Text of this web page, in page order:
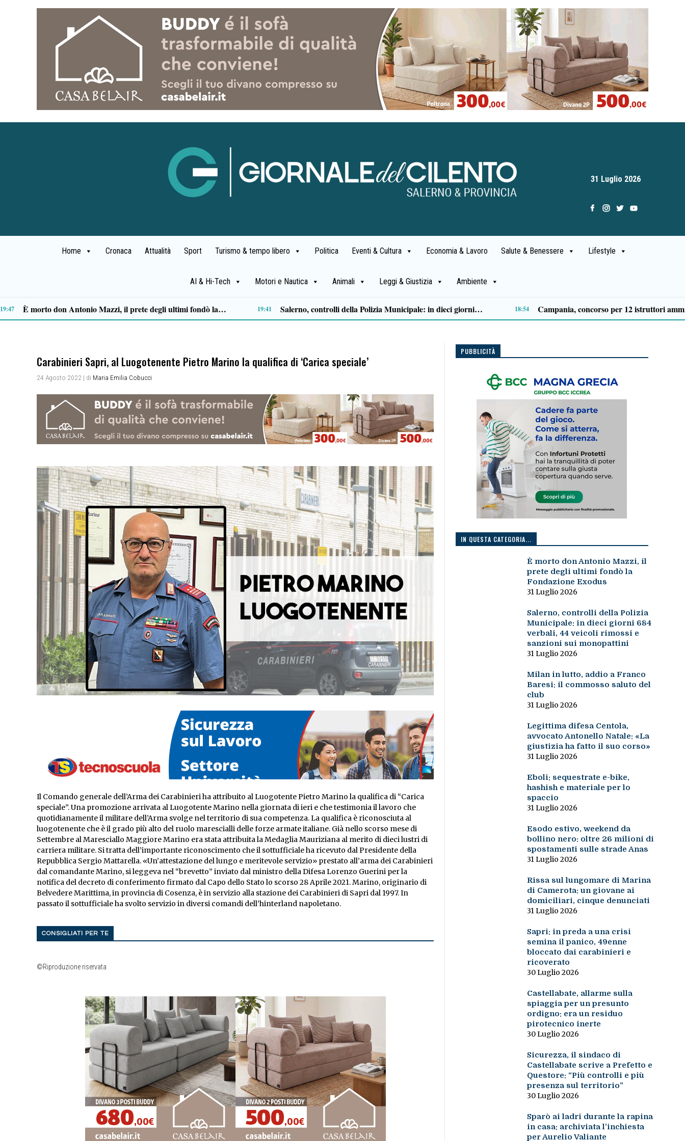
31 Luglio 2026
Home Cronaca Attualità Sport Turismo & tempo libero Politica Eventi & Cultura Economia & Lavoro Salute & Benessere Lifestyle
AI & Hi-Tech Motori e Nautica Animali Leggi & Giustizia Ambiente
Ascea, Pietro D’Angiolillo: «La nuova giunta guarda al futuro, con gli occhi del passato» 13:11 Premio Terre del Bussento: a Roberto Fico il riconoscimento nella serata inaugurale a Sapri 12:50 Come vestirsi in stile preppy: i capi indispensabili 12:29
Carabinieri Sapri, al Luogotenente Pietro Marino la qualifica di ‘Carica speciale’
24 Agosto 2022 | di Maria Emilia Cobucci
Il Comando generale dell’Arma dei Carabinieri ha attribuito al Luogotente Pietro Marino la qualifica di “Carica
speciale”. Una promozione arrivata al Luogotente Marino nella giornata di ieri e che testimonia il lavoro che
quotidianamente il militare dell’Arma svolge nel territorio di sua competenza. La qualifica è riconosciuta al
luogotenente che è il grado più alto del ruolo marescialli delle forze armate italiane. Già nello scorso mese di
Settembre al Maresciallo Maggiore Marino era stata attribuita la Medaglia Mauriziana al merito di dieci lustri di
carriera militare. Si tratta dell’importante riconoscimento che il sottufficiale ha ricevuto dal Presidente della
Repubblica Sergio Mattarella. «Un’attestazione del lungo e meritevole servizio» prestato all’arma dei Carabinieri
dal comandante Marino, si leggeva nel “brevetto” inviato dal ministro della Difesa Lorenzo Guerini per la
notifica del decreto di conferimento firmato dal Capo dello Stato lo scorso 28 Aprile 2021. Marino, originario di
Belvedere Marittima, in provincia di Cosenza, è in servizio alla stazione dei Carabinieri di Sapri dal 1997. In
passato il sottufficiale ha svolto servizio in diversi comandi dell’hinterland napoletano.
CONSIGLIATI PER TE
©Riproduzione riservata
PUBBLICITÀ
IN QUESTA CATEGORIA...
È morto don Antonio Mazzi, il
prete degli ultimi fondò la
Fondazione Exodus
31 Luglio 2026
Salerno, controlli della Polizia
Municipale: in dieci giorni 684
verbali, 44 veicoli rimossi e
sanzioni sui monopattini
31 Luglio 2026
Milan in lutto, addio a Franco
Baresi: il commosso saluto del
club
31 Luglio 2026
Legittima difesa Centola,
avvocato Antonello Natale: «La
giustizia ha fatto il suo corso»
31 Luglio 2026
Eboli: sequestrate e-bike,
hashish e materiale per lo
spaccio
31 Luglio 2026
Esodo estivo, weekend da
bollino nero: oltre 26 milioni di
spostamenti sulle strade Anas
31 Luglio 2026
Rissa sul lungomare di Marina
di Camerota: un giovane ai
domiciliari, cinque denunciati
31 Luglio 2026
Sapri: in preda a una crisi
semina il panico, 49enne
bloccato dai carabinieri e
ricoverato
30 Luglio 2026
Castellabate, allarme sulla
spiaggia per un presunto
ordigno: era un residuo
pirotecnico inerte
30 Luglio 2026
Sicurezza, il sindaco di
Castellabate scrive a Prefetto e
Questore: “Più controlli e più
presenza sul territorio”
30 Luglio 2026
Sparò ai ladri durante la rapina
in casa: archiviata l’inchiesta
per Aurelio Valiante